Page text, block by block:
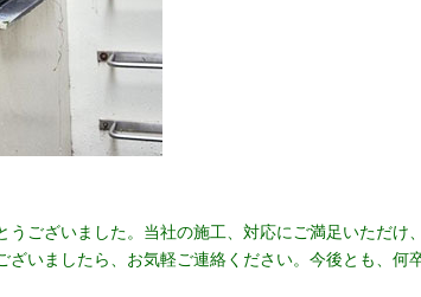
ございました。当社の施工、対応にご満足いただけ
いましたら、お気軽ご連絡ください。今後とも、何